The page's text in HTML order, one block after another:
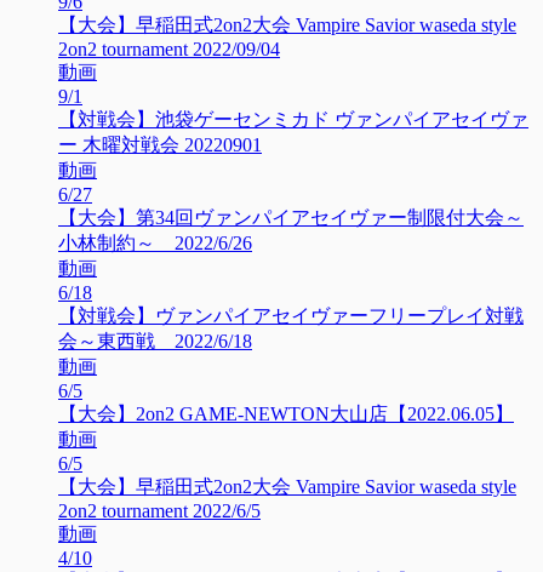
【大会】早稲田式2on2大会 Vampire Savior waseda style
2on2 tournament 2022/09/04
動画
9/1
【対戦会】池袋ゲーセンミカド ヴァンパイアセイヴァ
ー 木曜対戦会 20220901
動画
6/27
【大会】第34回ヴァンパイアセイヴァー制限付大会～
小林制約～ 2022/6/26
動画
6/18
【対戦会】ヴァンパイアセイヴァーフリープレイ対戦
会～東西戦 2022/6/18
動画
6/5
【大会】2on2 GAME-NEWTON大山店【2022.06.05】
動画
6/5
【大会】早稲田式2on2大会 Vampire Savior waseda style
2on2 tournament 2022/6/5
動画
4/10